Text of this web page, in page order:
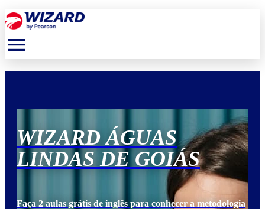
menu
WIZARD ÁGUAS
LINDAS DE GOIÁS
Faça 2 aulas grátis de inglês para conhecer a metodologia